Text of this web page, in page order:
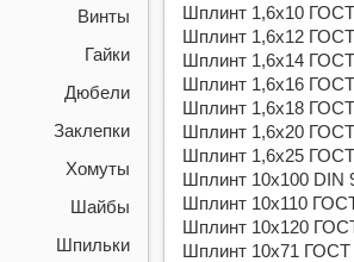
Винты
Гайки
Дюбели
Заклепки
Хомуты
Шайбы
Шпильки
Шплинт 1,6х10
Шплинт 1,6х12
Шплинт 1,6х14
Шплинт 1,6х16
Шплинт 1,6х18
Шплинт 1,6х20
Шплинт 1,6х25
Шплинт 10х100 DIN
Шплинт 10х110
Шплинт 10х120
Шплинт 10х71 ГОСТ